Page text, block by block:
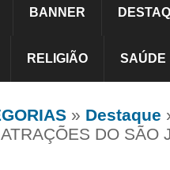
BANNER
RELIGIÃO SAÚDE
» Destaque
DO SÃO